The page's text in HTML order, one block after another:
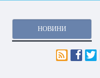
НОВИНИ